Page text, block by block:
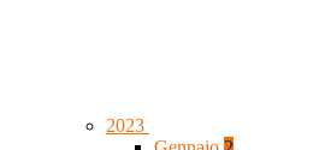
2023